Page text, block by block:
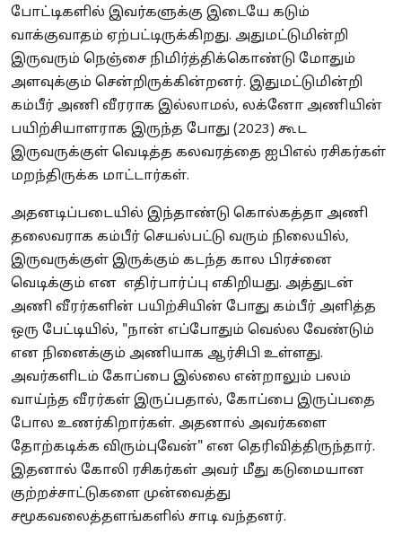
போட்டிகளில் இவர்களுக்கு இடையே கடும்
வாக்குவாதம் ஏற்பட்டிருக்கிறது. அதுமட்டுமின்றி
இருவரும் நெஞ்சை நிமிர்த்திக்கொண்டு மோதும்
அளவுக்கும் சென்றிருக்கின்றனர். இதுமட்டுமின்றி
கம்பீர் அணி வீரராக இல்லாமல், லக்னோ அணியின்
பயிற்சியாளராக இருந்த போது (2023) கூட
இருவருக்குள் வெடித்த கலவரத்தை ஐபிஎல் ரசிகர்கள்
மறந்திருக்க மாட்டார்கள்.
அதனடிப்படையில் இந்தாண்டு கொல்கத்தா அணி
தலைவராக கம்பீர் செயல்பட்டு வரும் நிலையில்,
இருவருக்குள் இருக்கும் கடந்த கால பிரச்னை
வெடிக்கும் என எதிர்பார்ப்பு எகிறியது. அத்துடன்
அணி வீரர்களின் பயிற்சியின் போது கம்பீர் அளித்த
ஒரு பேட்டியில், "நான் எப்போதும் வெல்ல வேண்டும்
என நினைக்கும் அணியாக ஆர்சிபி உள்ளது.
அவர்களிடம் கோப்பை இல்லை என்றாலும் பலம்
வாய்ந்த வீரர்கள் இருப்பதால், கோப்பை இருப்பதை
போல உணர்கிறார்கள். அதனால் அவர்களை
தோற்கடிக்க விரும்புவேன்" என தெரிவித்திருந்தார்.
இதனால் கோலி ரசிகர்கள் அவர் மீது கடுமையான
குற்றச்சாட்டுகளை முன்வைத்து
சமூகவலைத்தளங்களில் சாடி வந்தனர்.